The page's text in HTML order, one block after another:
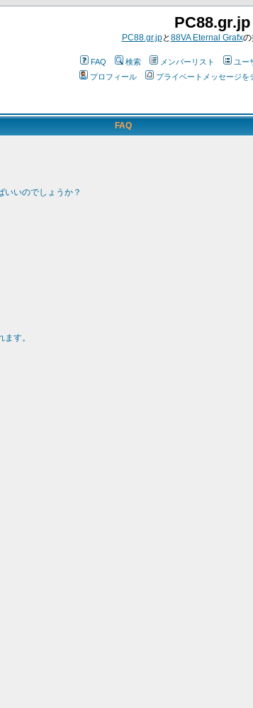
PC88.gr.jp
PC88.gr.jpと88VA Eternal Grafxの
FAQ 検索 メンバーリスト ユー
プロフィール
プライベートメッセージを
FAQ
いいのでしょうか？
す。